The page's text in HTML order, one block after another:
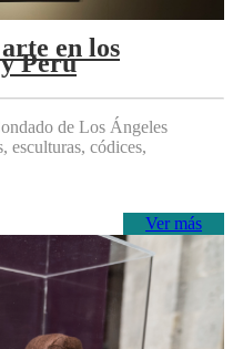
en los
Perú
de Los Ángeles
códices,
Ver más